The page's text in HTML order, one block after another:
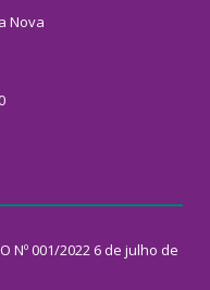
Nova
Nº 001/2022 6 de julho de